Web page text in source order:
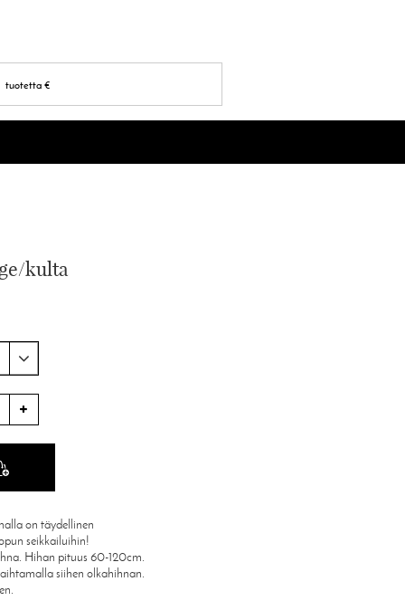
tuotetta €
kulta
on täydellinen
seikkailuihin!
Hihan pituus 60-120cm.
siihen olkahihnan.